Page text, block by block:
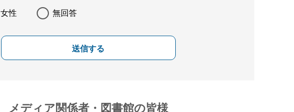
女性 無回答
送信する
メディア関係者・図書館の皆様